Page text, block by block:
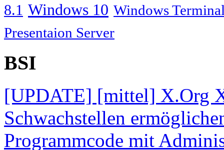
8.1 Windows 10 Windows
Presentaion Server
BSI
[UPDATE] [mittel] X.Org
Schwachstellen
Programmcode mit